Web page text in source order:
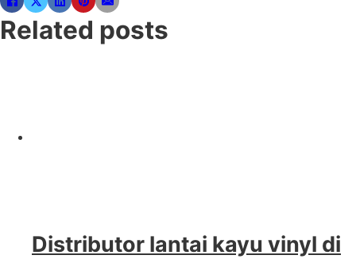
Related posts
Distributor lantai kayu vinyl di